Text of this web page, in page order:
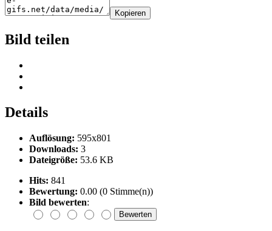
Kopieren
Bild teilen
Details
Auflösung: 595x801
Downloads: 3
Dateigröße: 53.6 KB
Hits: 841
Bewertung: 0.00 (0 Stimme(n))
Bild bewerten: